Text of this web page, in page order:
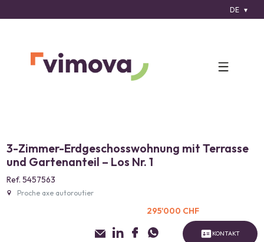
DE
3-Zimmer-Erdgeschosswohnung mit Terrasse
und Gartenanteil – Los Nr. 1
Ref. 5457563
Proche axe autoroutier
295'000 CHF
KONTAKT